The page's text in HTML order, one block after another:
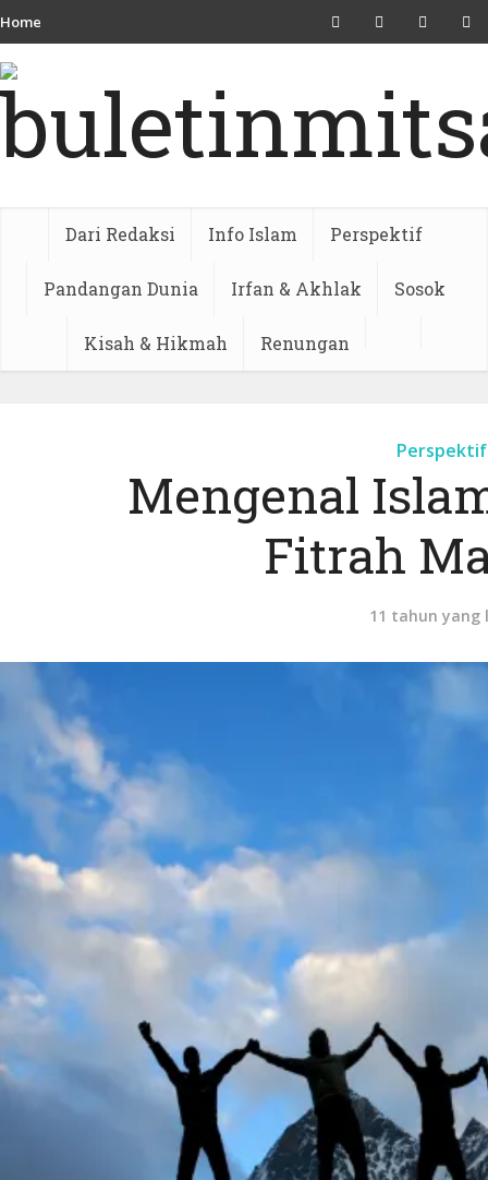
Home
Dari Redaksi Info Islam Perspektif
Pandangan Dunia Irfan & Akhlak Sosok
Kisah & Hikmah Renungan
Perspektif
Mengenal
Fitrah
11 tahun yang